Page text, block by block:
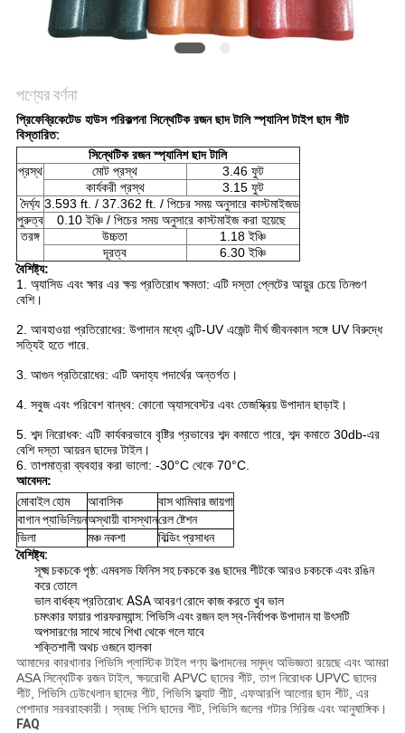
গোপনীয়তা
পণ্যের বর্ণনা
প্রিফেব্রিকেটেড হাউস পরিকল্পনা সিন্থেটিক রজন ছাদ টালি স্প্যানিশ টাইপ ছাদ শীট
বিস্তারিত:
সিন্থেটিক রজন স্প্যানিশ ছাদ টালি
প্রস্থ
মোট প্রস্থ
3.46 ফুট
কার্যকরী প্রস্থ
3.15 ফুট
দৈর্ঘ্য 3.593 ft. / 37.362 ft. / পিচের সময় অনুসারে কাস্টমাইজড
পুরুত্ব
0.10 ইঞ্চি / পিচের সময় অনুসারে কাস্টমাইজ করা হয়েছে
তরঙ্গ
উচ্চতা
1.18 ইঞ্চি
দূরত্ব
6.30 ইঞ্চি
বৈশিষ্ট্য:
1. অ্যাসিড এবং ক্ষার এর ক্ষয় প্রতিরোধ ক্ষমতা: এটি দস্তা প্লেটের আয়ুর চেয়ে তিনগুণ
বেশি।
2. আবহাওয়া প্রতিরোধের: উপাদান মধ্যে এন্টি-UV এজেন্ট দীর্ঘ জীবনকাল সঙ্গে UV বিরুদ্ধে
সত্যিই হতে পারে.
3. আগুন প্রতিরোধের: এটি অদাহ্য পদার্থের অন্তর্গত।
4. সবুজ এবং পরিবেশ বান্ধব: কোনো অ্যাসবেস্টর এবং তেজস্ক্রিয় উপাদান ছাড়াই।
5. শব্দ নিরোধক: এটি কার্যকরভাবে বৃষ্টির প্রভাবের শব্দ কমাতে পারে, শব্দ কমাতে 30db-এর
বেশি দস্তা আয়রন ছাদের টাইল।
6. তাপমাত্রা ব্যবহার করা ভালো: -30°C থেকে 70°C.
আবেদন:
মোবাইল হোম
আবাসিক
বাস থামিবার জায়গা
বাগান প্যাভিলিয়নঅস্থায়ী বাসস্থানরেল ষ্টেশন
ভিলা
মঞ্চ নকশা
বিল্ডিং প্রসাধন
বৈশিষ্ট্য:
সূক্ষ্ম চকচকে পৃষ্ঠ: এমবসড ফিনিস সহ চকচকে রঙ ছাদের শীটকে আরও চকচকে এবং রঙিন
করে তোলে
ভাল বার্ধক্য প্রতিরোধ: ASA আবরণ রোদে কাজ করতে খুব ভাল
চমৎকার ফায়ার পারফরম্যান্স: পিভিসি এবং রজন হল স্ব-নির্বাপক উপাদান যা উৎসটি
অপসারণের সাথে সাথে শিখা থেকে গলে যাবে
শক্তিশালী অথচ ওজনে হালকা
আমাদের কারখানার পিভিসি প্লাস্টিক টাইল পণ্য উত্পাদনের সমৃদ্ধ অভিজ্ঞতা রয়েছে এবং আমরা
ASA সিন্থেটিক রজন টাইল, ক্ষয়রোধী APVC ছাদের শীট, তাপ নিরোধক UPVC ছাদের
শীট, পিভিসি ঢেউখেলান ছাদের শীট, পিভিসি ফ্ল্যাট শীট, এফআরপি আলোর ছাদ শীট, এর
পেশাদার সরবরাহকারী। স্বচ্ছ পিসি ছাদের শীট, পিভিসি জলের গটার সিরিজ এবং আনুষাঙ্গিক।
FAQ